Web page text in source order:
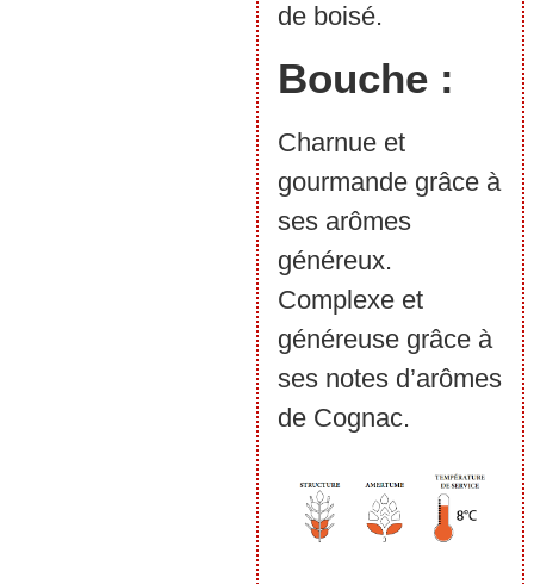
de boisé.
Bouche :
Charnue et
gourmande grâce à
ses arômes
généreux.
Complexe et
généreuse grâce à
ses notes d’arômes
de Cognac.